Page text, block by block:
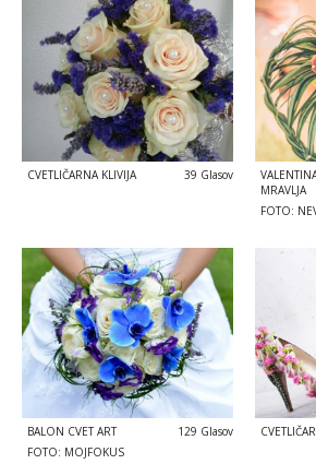
CVETLIČARNA KLIVIJA 39 Glasov
MRAVLJA
FOTO:
BALON CVET ART
FOTO: MOJFOKUS
129 Glasov